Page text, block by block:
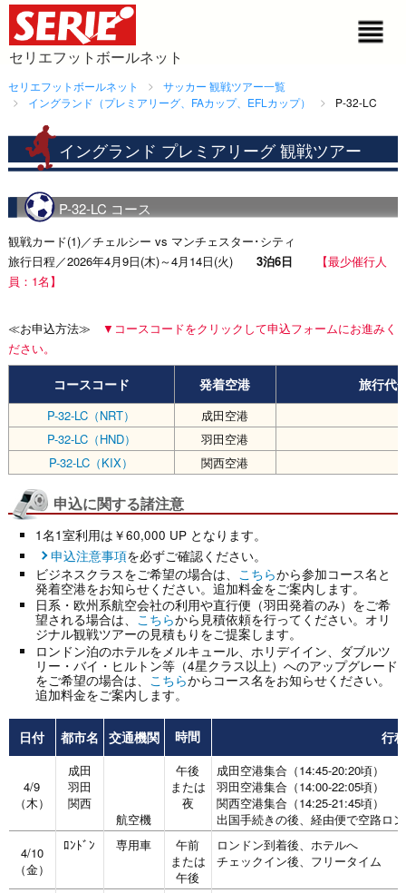
セリエフットボールネット
セリエフットボールネット
サッカー 観戦ツアー一覧
イングランド（プレミアリーグ、FAカップ、EFLカップ）
P-32-LC
イングランド プレミアリーグ 観戦ツアー
P-32-LC コース
観戦カード(1)／チェルシー vs マンチェスター･シティ
旅行日程／2026年4月9日(木)～4月14日(火) 3泊6日
【最少催行人
員：1名】
≪お申込方法≫
▼コースコードをクリックして申込フォームにお進みく
ださい。
コースコード 発着空港 旅行代
P-32-LC（NRT） 成田空港
P-32-LC（HND）
羽田空港
P-32-LC（KIX）
関西空港
申込に関する諸注意
1名1室利用は￥60,000 UP となります。
申込注意事項を必ずご確認ください。
ビジネスクラスをご希望の場合は、
こちらから参加コース名と
発着空港をお知らせください。追加料金をご案内します。
日系・欧州系航空会社の利用や直行便（羽田発着のみ）をご希
望される場合は、 こちらから見積依頼を行ってください。オリ
ジナル観戦ツアーの見積もりをご提案します。
ロンドン泊のホテルをメルキュール、ホリデイイン、ダブルツ
リー・バイ・ヒルトン等（4星クラス以上）へのアップグレード
をご希望の場合は、 こちらからコース名をお知らせください。
追加料金をご案内します。
日付 都市名 交通機関 時間 行程
4/9
（木）
成田
羽田
関西
航空機
午後
または
夜
成田空港集合（14:45-20:20頃）
羽田空港集合（14:00-22:05頃）
関西空港集合（14:25-21:45頃）
出国手続きの後、経由便で空路ロ
4/10
（金）
ﾛﾝﾄﾞﾝ 専用車
午前
または
午後
ロンドン到着後、ホテルへ
チェックイン後、フリータイム